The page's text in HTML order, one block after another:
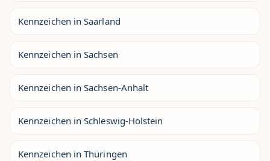
Kennzeichen in Saarland
Kennzeichen in Sachsen
Kennzeichen in Sachsen-Anhalt
Kennzeichen in Schleswig-Holstein
Kennzeichen in Thüringen